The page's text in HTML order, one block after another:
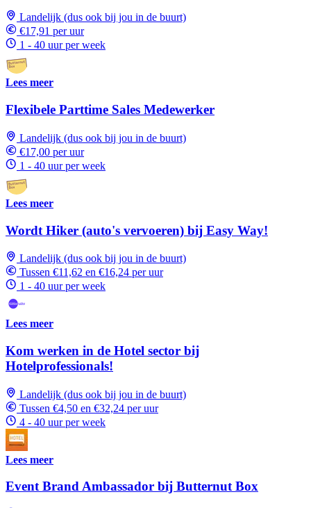
Landelijk (dus ook bij jou in de buurt)
€17,91 per uur
1 - 40 uur per week
Lees meer
Flexibele Parttime Sales Medewerker
Landelijk (dus ook bij jou in de buurt)
€17,00 per uur
1 - 40 uur per week
Lees meer
Wordt Hiker (auto's vervoeren) bij Easy Way!
Landelijk (dus ook bij jou in de buurt)
Tussen €11,62 en €16,24 per uur
1 - 40 uur per week
Lees meer
Kom werken in de Hotel sector bij
Hotelprofessionals!
Landelijk (dus ook bij jou in de buurt)
Tussen €4,50 en €32,24 per uur
4 - 40 uur per week
Lees meer
Event Brand Ambassador bij Butternut Box